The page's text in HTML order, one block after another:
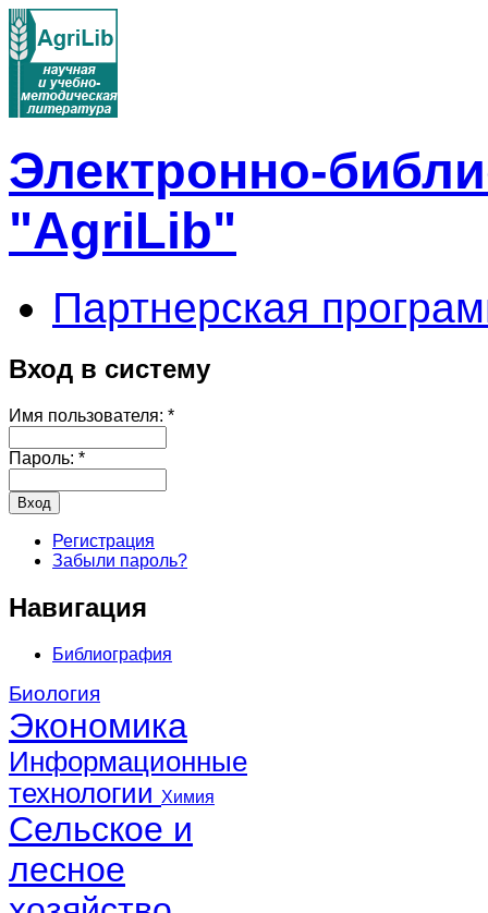
Электронно-
"AgriLib"
Партнерская
Вход в систему
Имя пользователя: *
Пароль: *
Регистрация
Забыли пароль?
Навигация
Библиография
Биология
Экономика
Информационные
технологии Химия
Сельское и
лесное